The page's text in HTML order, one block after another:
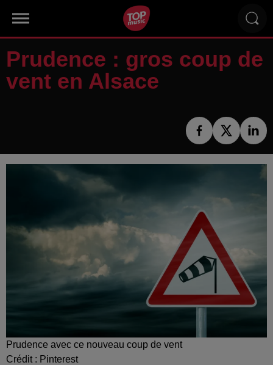
Prudence : gros coup de
vent en Alsace
Prudence avec ce nouveau coup de vent
Crédit : Pinterest